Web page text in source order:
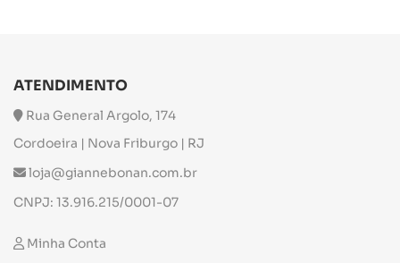
ATENDIMENTO
Rua General Argolo, 174
Cordoeira | Nova Friburgo | RJ
loja@giannebonan.com.br
CNPJ: 13.916.215/0001-07
Minha Conta